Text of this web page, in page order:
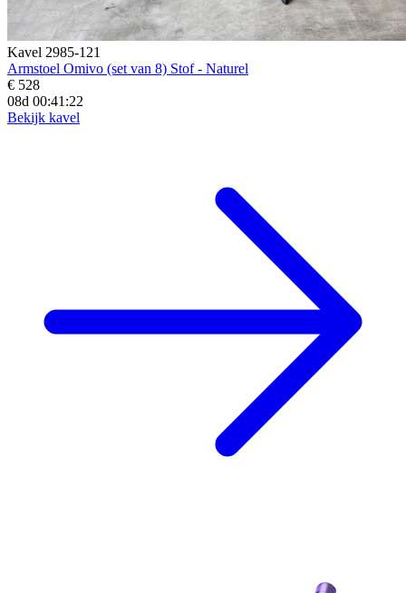
Kavel 2985-121
Armstoel Omivo (set van 8) Stof - Naturel
€ 528
08d 00:41:20
Bekijk kavel